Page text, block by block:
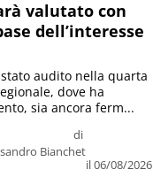
valutato con
dell’interesse
di
Bianchet
il 06/08/2026
audito nella quarta
dove ha
sia ancora ferm...